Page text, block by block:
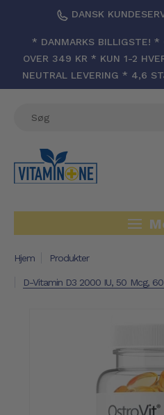
DANSK
* DANMARKS BILLIGSTE! *
OVER 349 KR * KUN 1-2
NEUTRAL LEVERING * 4,6
Hjem Produkter
D-Vitamin D3 2000 IU, 50 Mcg,